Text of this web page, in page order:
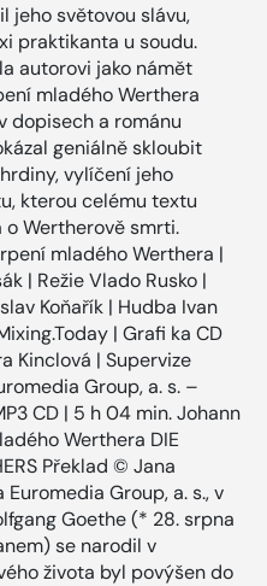
jeho světovou slávu,
praktikanta u soudu.
autorovi jako námět
mladého Werthera
dopisech a románu
geniálně skloubit
vylíčení jeho
kterou celému textu
Wertherově smrti.
mladého Werthera |
| Režie Vlado Rusko |
Koňařík | Hudba Ivan
| Grafi ka CD
Kinclová | Supervize
Group, a. s. –
CD | 5 h 04 min. Johann
Werthera DIE
Překlad © Jana
Group, a. s., v
Goethe (* 28. srpna
se narodil v
života byl povýšen do